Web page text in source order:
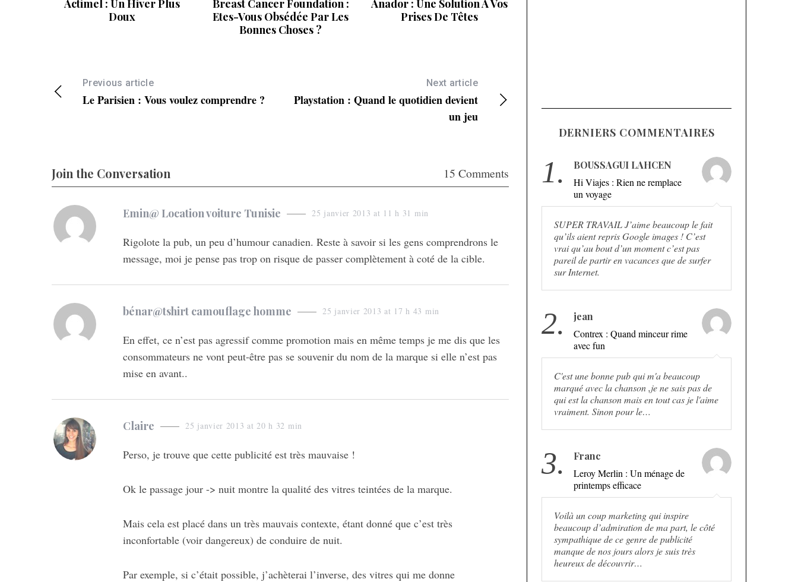
Actimel : Un Hiver Plus
Doux
Breast Cancer Foundation :
Etes-Vous Obsédée Par Les
Bonnes Choses ?
Anador : Une Solution À Vos
Prises De Têtes
Previous article
Le Parisien : Vous voulez comprendre ?
Next article
Playstation : Quand le quotidien devient
un jeu
Join the Conversation 15 Comments
s
y
s
Emin@ Location voiture Tunisie 25 janvier 2013 at 11 h 31 min
Rigolote la pub, un peu d’humour canadien. Reste à savoir si les gens comprendrons le
message, moi je pense pas trop on risque de passer complètement à coté de la cible.
s
y
s
:
bénar@tshirt camouflage homme 25 janvier 2013 at 17 h 43 min
En effet, ce n’est pas agressif comme promotion mais en même temps je me dis que les
consommateurs ne vont peut-être pas se souvenir du nom de la marque si elle n’est pas
mise en avant..
s
y
:
Claire 25 janvier 2013 at 20 h 32 min
Perso, je trouve que cette publicité est très mauvaise !
Ok le passage jour -> nuit montre la qualité des vitres teintées de la marque.
Mais cela est placé dans un très mauvais contexte, étant donné que c’est très
inconfortable (voir dangereux) de conduire de nuit.
Par exemple, si c’était possible, j’achèterai l’inverse, des vitres qui me donne
DERNIERS COMMENTAIRES
1.
BOUSSAGUI LAHCEN
Hi Viajes : Rien ne remplace
un voyage
SUPER TRAVAIL J’aime beaucoup le fait
qu’ils aient repris Google images ! C’est
vrai qu’au bout d’un moment c’est pas
pareil de partir en vacances que de surfer
sur Internet.
2.
jean
Contrex : Quand minceur rime
avec fun
C'est une bonne pub qui m'a beaucoup
marqué avec la chanson ,je ne sais pas de
qui est la chanson mais en tout cas je l'aime
vraiment. Sinon pour le…
3.
Franc
Leroy Merlin : Un ménage de
printemps efficace
Voilà un coup marketing qui inspire
beaucoup d’admiration de ma part, le côté
sympathique de ce genre de publicité
manque de nos jours alors je suis très
heureux de découvrir…
r
: